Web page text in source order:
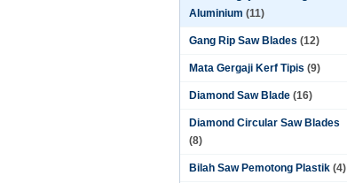
Aluminium (11)
Gang Rip Saw Blades (12)
Mata Gergaji Kerf Tipis (9)
Diamond Saw Blade (16)
Diamond Circular Saw Blades
(8)
Bilah Saw Pemotong Plastik (4)